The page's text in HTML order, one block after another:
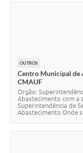
OUTROS
Centro Municipal de
CMAUF
Orgão:
Abastecimento com a
Superintendência de
Abastecimento Onde